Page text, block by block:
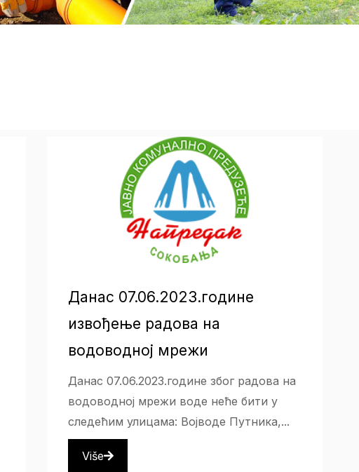
Данас 07.06.2023.године
извођење радова на
водоводној мрежи
Данас 07.06.2023.године због радова на
водоводној мрежи воде неће бити у
следећим улицама: Војводе Путника,...
Više